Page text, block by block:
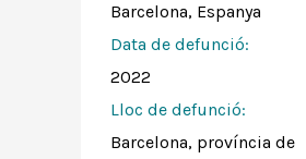
Barcelona, Espanya
Data de defunció:
2022
Lloc de defunció:
Barcelona, província de